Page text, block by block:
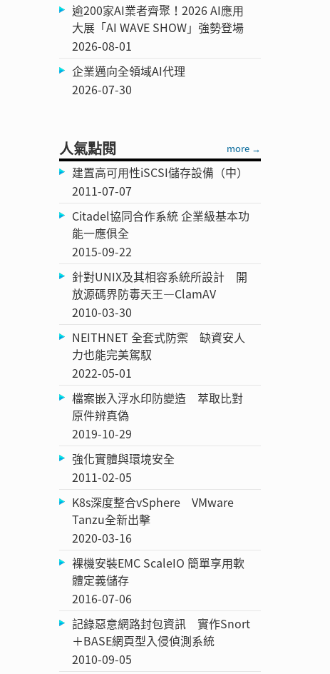
逾200家AI業者齊聚！2026 AI應用
大展「AI WAVE SHOW」強勢登場
2026-08-01
企業邁向全領域AI代理
2026-07-30
人氣點閱 more →
建置高可用性iSCSI儲存設備（中）
2011-07-07
Citadel協同合作系統 企業級基本功
能一應俱全
2015-09-22
針對UNIX及其相容系統所設計 開
放源碼界防毒天王—ClamAV
2010-03-30
NEITHNET 全套式防禦 缺資安人
力也能完美駕馭
2022-05-01
檔案嵌入浮水印防變造 萃取比對
原件辨真偽
2019-10-29
強化實體與環境安全
2011-02-05
K8s深度整合vSphere VMware
Tanzu全新出擊
2020-03-16
裸機安裝EMC ScaleIO 簡單享用軟
體定義儲存
2016-07-06
記錄惡意網路封包資訊 實作Snort
＋BASE網頁型入侵偵測系統
2010-09-05